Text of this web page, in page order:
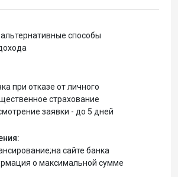
способы
при отказе от личного
страхование
заявки - до 5 дней
сайте банка
о максимальной сумме